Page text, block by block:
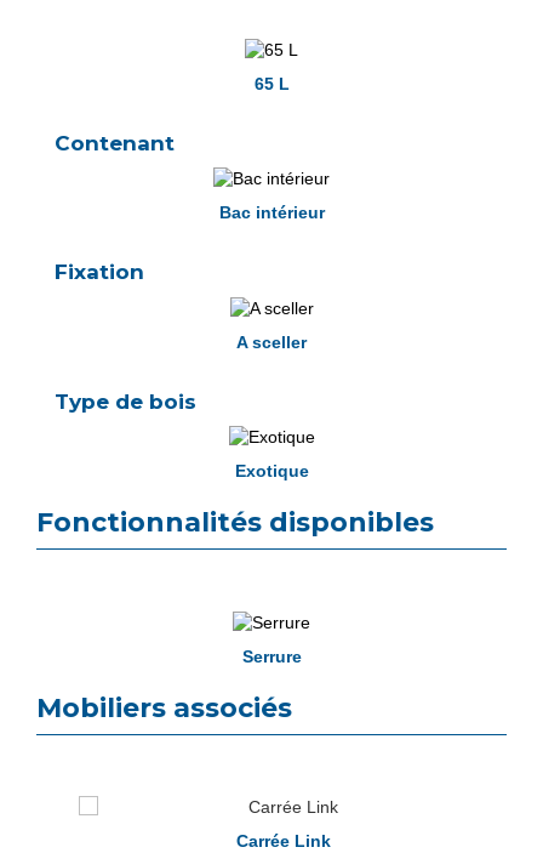
65 L
Contenant
Bac intérieur
Fixation
A sceller
Type de bois
Exotique
Fonctionnalités disponibles
Serrure
Mobiliers associés
Carrée Link